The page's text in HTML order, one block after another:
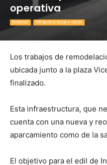
operativa
Noticias Infraestructuras y obras
Los trabajos de
ubicada junto a la plaza
finalizado.
Esta infraestructura, que
cuenta con una nueva y
aparcamiento como de la
El objetivo para el edil de